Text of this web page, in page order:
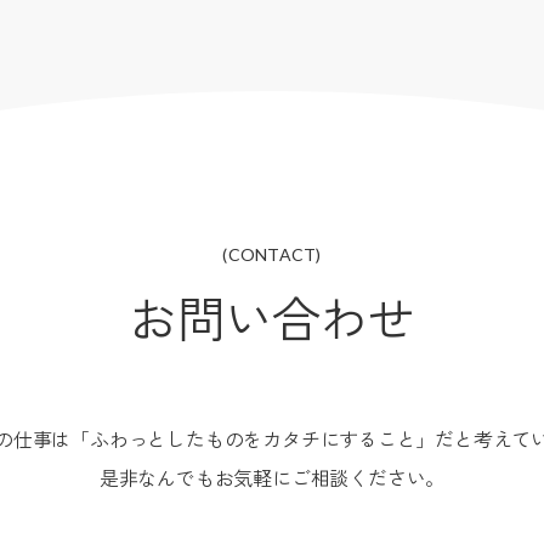
(CONTACT)
お問い合わせ
仕事は「ふわっとしたものをカタチにすること」だと考えて
是非なんでもお気軽にご相談ください。